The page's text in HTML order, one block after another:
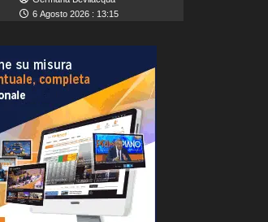
6 Agosto 2026 : 13:15